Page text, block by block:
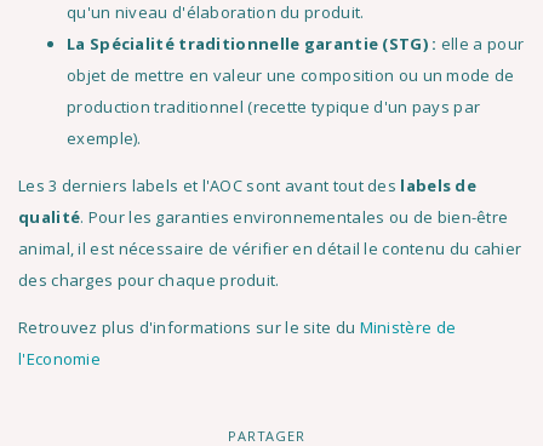
qu'un niveau d'élaboration du produit.
La Spécialité traditionnelle garantie (STG) : elle a pour
objet de mettre en valeur une composition ou un mode de
production traditionnel (recette typique d'un pays par
exemple).
Les 3 derniers labels et l'AOC sont avant tout des labels de
qualité. Pour les garanties environnementales ou de bien-être
animal, il est nécessaire de vérifier en détail le contenu du cahier
des charges pour chaque produit.
Retrouvez plus d'informations sur le site du Ministère de
l'Economie
PARTAGER